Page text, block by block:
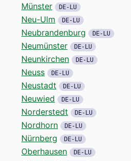
Münster DE-LU
Neu-Ulm DE-LU
Neubrandenburg DE-LU
Neumünster DE-LU
Neunkirchen DE-LU
Neuss DE-LU
Neustadt DE-LU
Neuwied DE-LU
Norderstedt DE-LU
Nordhorn DE-LU
Nürnberg DE-LU
Oberhausen DE-LU